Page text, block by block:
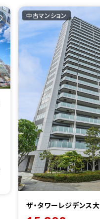
中古マンション
ザ・タワーレジデンス